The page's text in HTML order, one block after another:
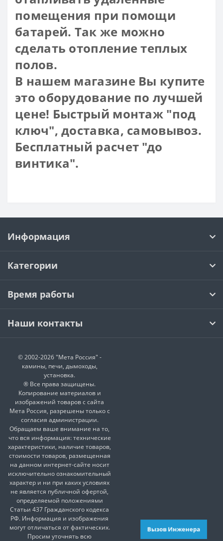
помещения при помощи
батарей. Так же можно
сделать отопление теплых
полов.
В нашем магазине Вы купите
это оборудование по лучшей
цене! Быстрый монтаж "под
ключ", доставка, самовывоз.
Бесплатный расчет "до
винтика".
Информация
Категории
Время работы
Наши контакты
© 2002-2026 "Мета Россия" -
камины, печи, дымоходы,
установка.
® Все права защищены.
Копирование материалов и
изображений товаров с сайта
Мета Россия, разрешены только с
согласия администрации.
Обращаем ваше внимание на то,
что вся информация: технические
характеристики, наличие товаров,
стоимости товаров, размещенная
на данном интернет-сайте носит
исключительно ознакомительный
характер и ни при каких условиях
не является публичной офертой,
определяемой положениями
Статьи 437 Гражданского кодекса
РФ. Информация и изображения
могут отличаться от фактических.
Просим уточнять всю
Вызов Инженера